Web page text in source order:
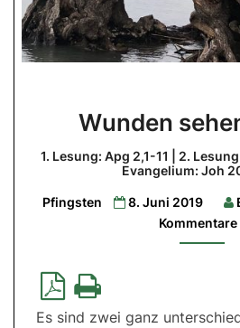
sehen
1.
Apg
11
13|
Wunden
1. Lesung: Apg 2,1-11 | 2.
Evangelium: Joh
Pfingsten 8. Juni 2019
Kommentare
Es sind zwei ganz